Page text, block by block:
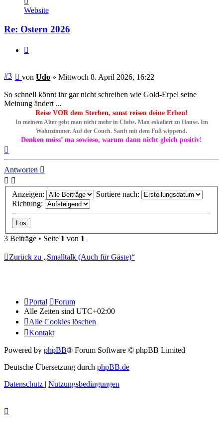
von
Udo
Website
Re: Ostern 2026
#3 Beitrag
von Udo » Mittwoch 8. April 2026, 16:22
So schnell könnt ihr gar nicht schreiben wie Gold-Erpel seine
Meinung ändert ...
Reise VOR dem Sterben, sonst reisen deine Erben!
In meinem Alter geht man nicht mehr in Clubs. Man eskaliert zu Hause. Im
Wohnzimmer. Auf der Couch. Sanft mit dem Fuß wippend.
Denken müss’ ma sowieso, warum dann nicht gleich positiv!
Antworten
Anzeigen:
Sortiere nach:
Richtung:
3 Beiträge • Seite 1 von 1
Zurück zu „Smalltalk (Auch für Gäste)“
Portal
Forum
Alle Zeiten sind UTC+02:00
Alle Cookies löschen
Kontakt
Powered by phpBB® Forum Software © phpBB Limited
Deutsche Übersetzung durch phpBB.de
Datenschutz | Nutzungsbedingungen